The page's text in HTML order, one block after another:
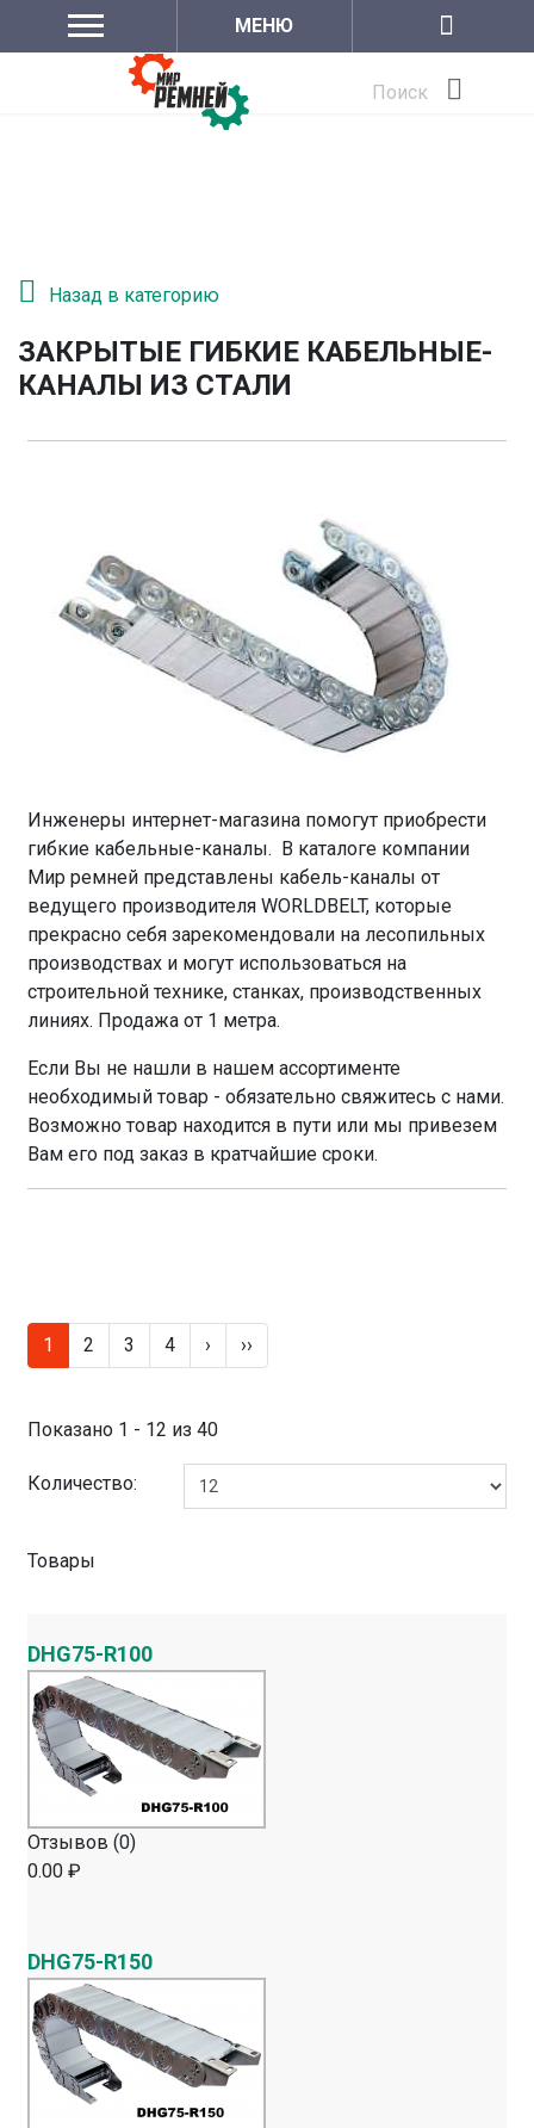
МЕНЮ
Поиск
Назад в категорию
ЗАКРЫТЫЕ ГИБКИЕ КАБЕЛЬНЫЕ-
КАНАЛЫ ИЗ СТАЛИ
Инженеры интернет-магазина помогут приобрести
гибкие кабельные-каналы. В каталоге компании
Мир ремней представлены кабель-каналы от
ведущего производителя WORLDBELT, которые
прекрасно себя зарекомендовали на лесопильных
производствах и могут использоваться на
строительной технике, станках, производственных
линиях. Продажа от 1 метра.
Если Вы не нашли в нашем ассортименте
необходимый товар - обязательно свяжитесь с нами.
Возможно товар находится в пути или мы привезем
Вам его под заказ в кратчайшие сроки.
1 2 3 4 › ››
Показано 1 - 12 из 40
Количество:
Товары
DHG75-R100
Отзывов (0)
0.00 ₽
DHG75-R150